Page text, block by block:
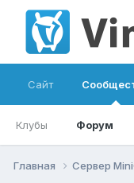
Сайт
Клубы Форум
Главная Сервер